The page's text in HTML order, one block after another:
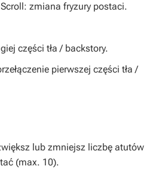
zmiana fryzury postaci.
części tła / backstory.
pierwszej części tła /
lub zmniejsz liczbę atutów
(max. 10).